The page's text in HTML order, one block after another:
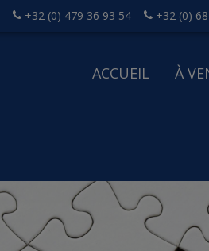
+32 (0) 479 36 93 54 +32 (0)
ACCUEIL À